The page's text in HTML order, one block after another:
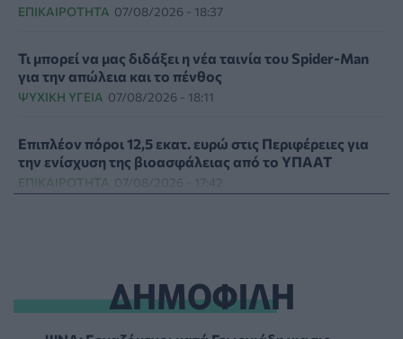
ΕΠΙΚΑΙΡΌΤΗΤΑ 07/08/2026 - 18:37
Τι μπορεί να μας διδάξει η νέα ταινία του Spider-Man
για την απώλεια και το πένθος
ΨΥΧΙΚΉ ΥΓΕΊΑ 07/08/2026 - 18:11
Επιπλέον πόροι 12,5 εκατ. ευρώ στις Περιφέρειες για
την ενίσχυση της βιοασφάλειας από το ΥΠΑΑΤ
ΕΠΙΚΑΙΡΌΤΗΤΑ 07/08/2026 - 17:42
Πέθανε στα 26 της η influencer Σίντνεϊ Τάουλ που
μοιράστηκε επί τρία χρόνια τη μάχη της με σπάνιο
ΔΗΜΟΦΙΛΗ